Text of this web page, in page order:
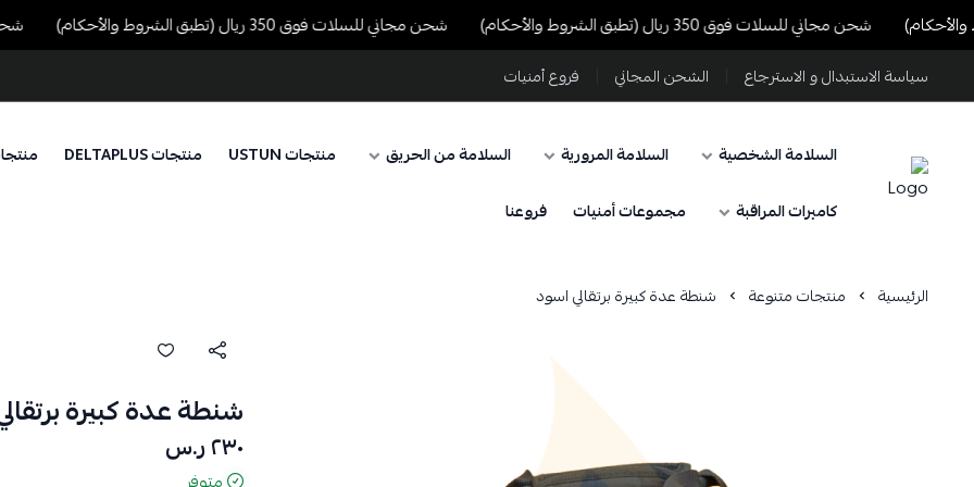
شحن مجاني للسلات فوق 350 ريال (تطبق الشروط والأحكام) شحن مجاني للسلات فوق 350 ريال (تطبق الشروط والأحكام) شحن
سياسة الاستبدال و الاسترجاع الشحن المجاني فروع أمنيات
السلامة الشخصية السلامة المرورية السلامة من الحريق منتجات USTUN منتجات DELTAPLUS
كاميرات المراقبة
مجموعات أمنيات فروعنا
الرئيسية منتجات متنوعة شنطة عدة كبيرة برتقالي اسود
شنطة عدة كبيرة
٢٣٠ ر.س